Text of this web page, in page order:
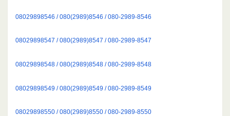
08029898546 / 080(2989)8546 / 080-2989-8546
08029898547 / 080(2989)8547 / 080-2989-8547
08029898548 / 080(2989)8548 / 080-2989-8548
08029898549 / 080(2989)8549 / 080-2989-8549
08029898550 / 080(2989)8550 / 080-2989-8550